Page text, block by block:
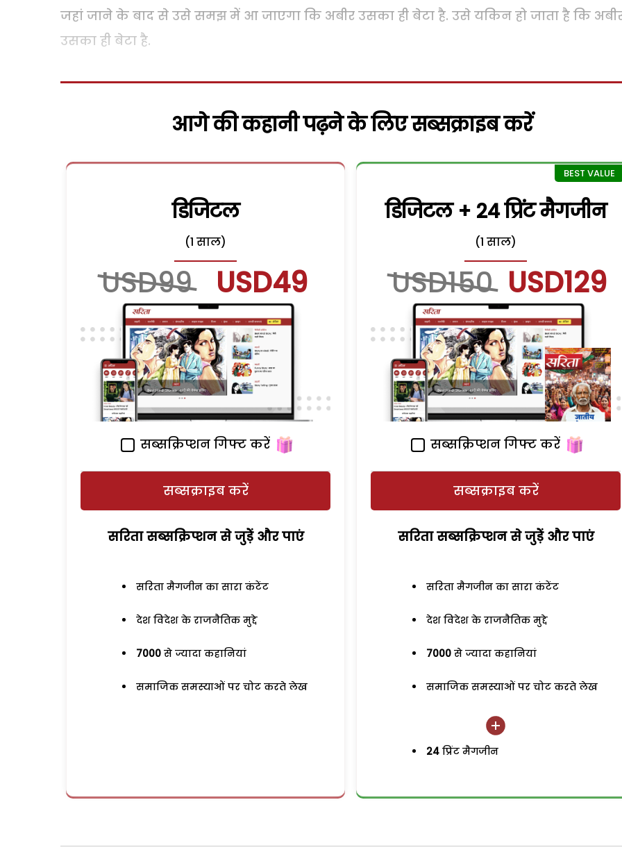
जहां जाने के बाद से उसे समझ में आ जाएगा कि अबीर उसका ही बेटा है. उसे यकिन हो जाता है कि
उसका ही बेटा है.
आगे की कहानी पढ़ने के लिए सब्सक्राइब करें
डिजिटल
(1 साल)
USD99 USD49
सब्सक्रिप्शन गिफ्ट करें
सब्सक्राइब करें
सरिता सब्सक्रिप्शन से जुड़ेें और पाएं
सरिता मैगजीन का सारा कंटेंट
देश विदेश के राजनैतिक मुद्दे
7000 से ज्यादा कहानियां
समाजिक समस्याओं पर चोट करते लेख
डिजिटल + 24 प्रिंट मैगजीन
(1 साल)
USD150 USD129
सब्सक्रिप्शन गिफ्ट करें
सब्सक्राइब करें
सरिता सब्सक्रिप्शन से जुड़ेें और पाएं
सरिता मैगजीन का सारा कंटेंट
देश विदेश के राजनैतिक मुद्दे
7000 से ज्यादा कहानियां
समाजिक समस्याओं पर चोट करते लेख
24 प्रिंट मैगजीन